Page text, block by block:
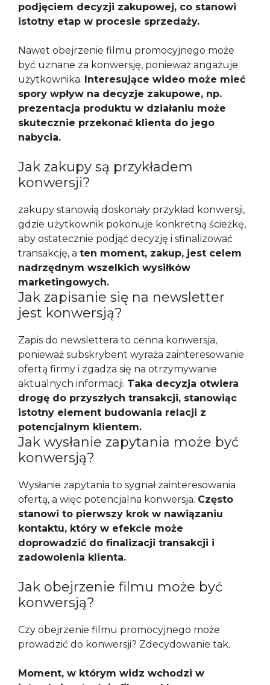
podjęciem decyzji zakupowej, co stanowi
istotny etap w procesie sprzedaży.
Nawet obejrzenie filmu promocyjnego może
być uznane za konwersję, ponieważ angażuje
użytkownika. Interesujące wideo może mieć
spory wpływ na decyzje zakupowe, np.
prezentacja produktu w działaniu może
skutecznie przekonać klienta do jego
nabycia.
Jak zakupy są przykładem
konwersji?
zakupy stanowią doskonały przykład konwersji,
gdzie użytkownik pokonuje konkretną ścieżkę,
aby ostatecznie podjąć decyzję i sfinalizować
transakcję, a ten moment, zakup, jest celem
nadrzędnym wszelkich wysiłków
marketingowych.
Jak zapisanie się na newsletter
jest konwersją?
Zapis do newslettera to cenna konwersja,
ponieważ subskrybent wyraża zainteresowanie
ofertą firmy i zgadza się na otrzymywanie
aktualnych informacji. Taka decyzja otwiera
drogę do przyszłych transakcji, stanowiąc
istotny element budowania relacji z
potencjalnym klientem.
Jak wysłanie zapytania może być
konwersją?
Wysłanie zapytania to sygnał zainteresowania
ofertą, a więc potencjalna konwersja. Często
stanowi to pierwszy krok w nawiązaniu
kontaktu, który w efekcie może
doprowadzić do finalizacji transakcji i
zadowolenia klienta.
Jak obejrzenie filmu może być
konwersją?
Czy obejrzenie filmu promocyjnego może
prowadzić do konwersji? Zdecydowanie tak.
Moment, w którym widz wchodzi w